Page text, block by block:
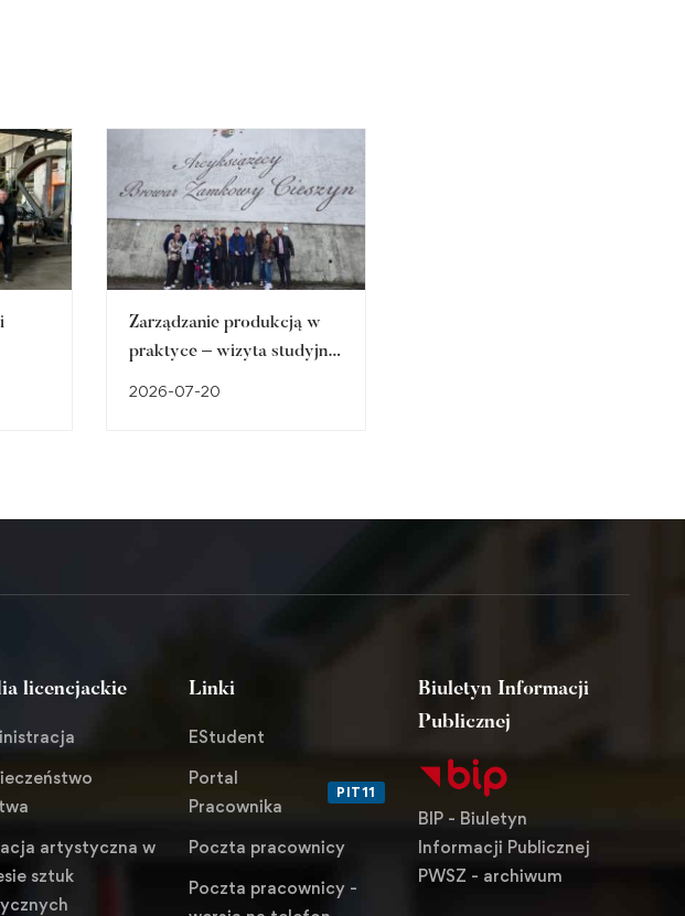
Zarządzanie produkcją w
praktyce – wizyta studyjna
2026-07-20
licencjackie
artystyczna w
sztuk
Linki
EStudent
Portal
Pracownika
PIT11
Poczta pracownicy
Poczta pracownicy -
Biuletyn Informacji
Publicznej
BIP - Biuletyn
Informacji Publicznej
PWSZ - archiwum